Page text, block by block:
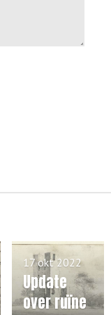
Update
over ruïne
17 okt 2022